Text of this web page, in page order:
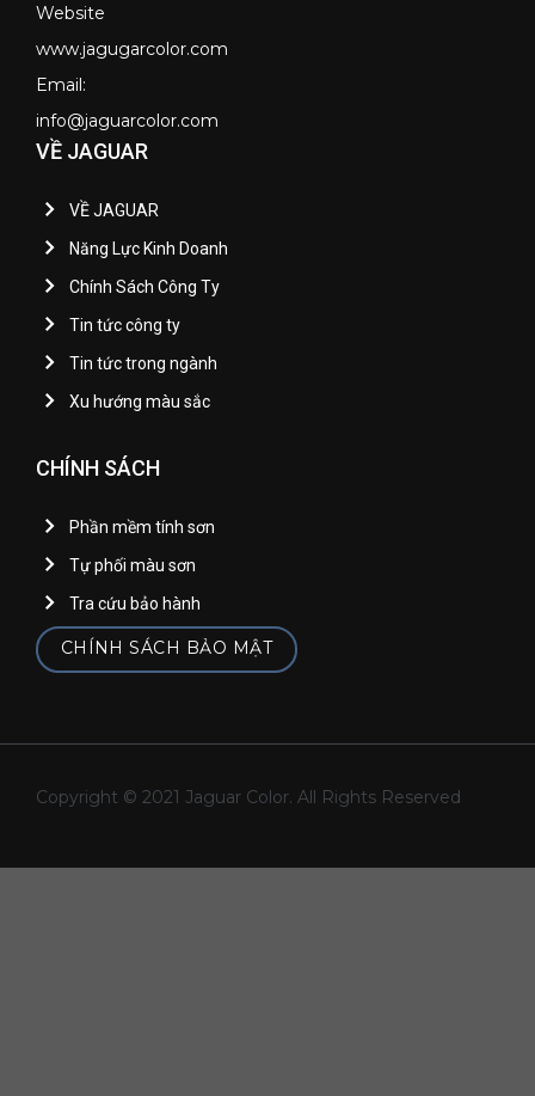
Website
www.jagugarcolor.com
Email:
info@jaguarcolor.com
VỀ JAGUAR
VỀ JAGUAR
Năng Lực Kinh Doanh
Chính Sách Công Ty
Tin tức công ty
Tin tức trong ngành
Xu hướng màu sắc
CHÍNH SÁCH
Phần mềm tính sơn
Tự phối màu sơn
Tra cứu bảo hành
CHÍNH SÁCH BẢO MẬT
Copyright © 2021 Jaguar Color. All Rights Reserved